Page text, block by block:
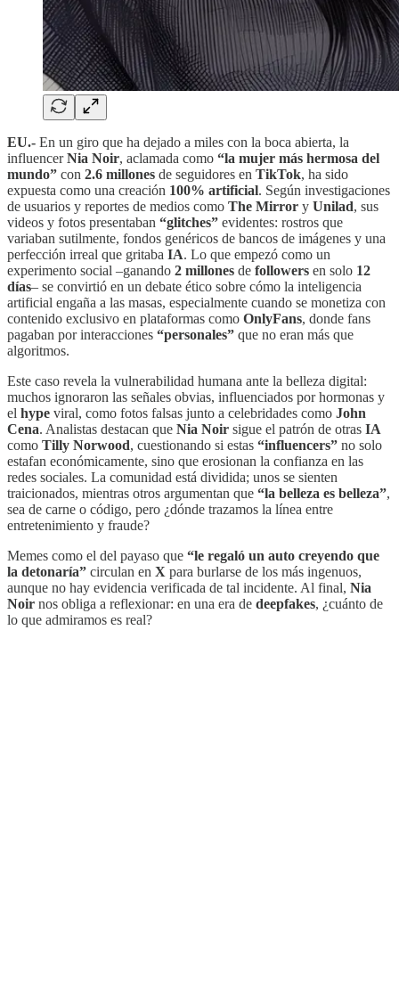
EU.- En un giro que ha dejado a miles con la boca abierta, la
influencerNia Noir, aclamada como “la mujer más hermosa del
mundo” con 2.6 millones de seguidores en TikTok, ha sido
expuesta como una creación 100% artificial. Según investigaciones
de usuarios y reportes de medios como The Mirror y Unilad, sus
videos y fotos presentaban “glitches” evidentes: rostros que
variaban sutilmente, fondos genéricos de bancos de imágenes y una
perfección irreal que gritaba IA. Lo que empezó como un
experimento social –ganando 2 millones de followers en solo 12
días– se convirtió en un debate ético sobre cómo la inteligencia
artificial engaña a las masas, especialmente cuando se monetiza con
contenido exclusivo en plataformas como OnlyFans, donde fans
pagaban por interacciones “personales” que no eran más que
algoritmos.
Este caso revela la vulnerabilidad humana ante la belleza digital:
muchos ignoraron las señales obvias, influenciados por hormonas y
el hype viral, como fotos falsas junto a celebridades como John
Cena. Analistas destacan que Nia Noir sigue el patrón de otras IA
como Tilly Norwood, cuestionando si estas “influencers” no solo
estafan económicamente, sino que erosionan la confianza en las
redes sociales. La comunidad está dividida; unos se sienten
traicionados, mientras otros argumentan que “la belleza es belleza”,
sea de carne o código, pero ¿dónde trazamos la línea entre
entretenimiento y fraude?
Memes como el del payaso que “le regaló un auto creyendo que
la detonaría” circulan en X para burlarse de los más ingenuos,
aunque no hay evidencia verificada de tal incidente. Al final, Nia
Noir nos obliga a reflexionar: en una era de deepfakes, ¿cuánto de
lo que admiramos es real?